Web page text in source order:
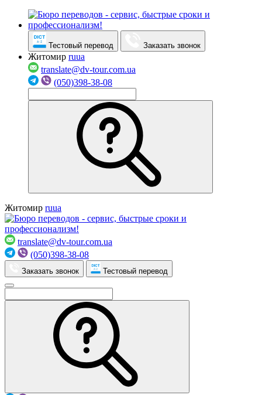
Тестовый перевод Заказать звонок
Житомир ruua
translate@dv-tour.com.ua
(050)398-38-08
Житомир ruua
translate@dv-tour.com.ua
(050)398-38-08
Заказать звонок Тестовый перевод